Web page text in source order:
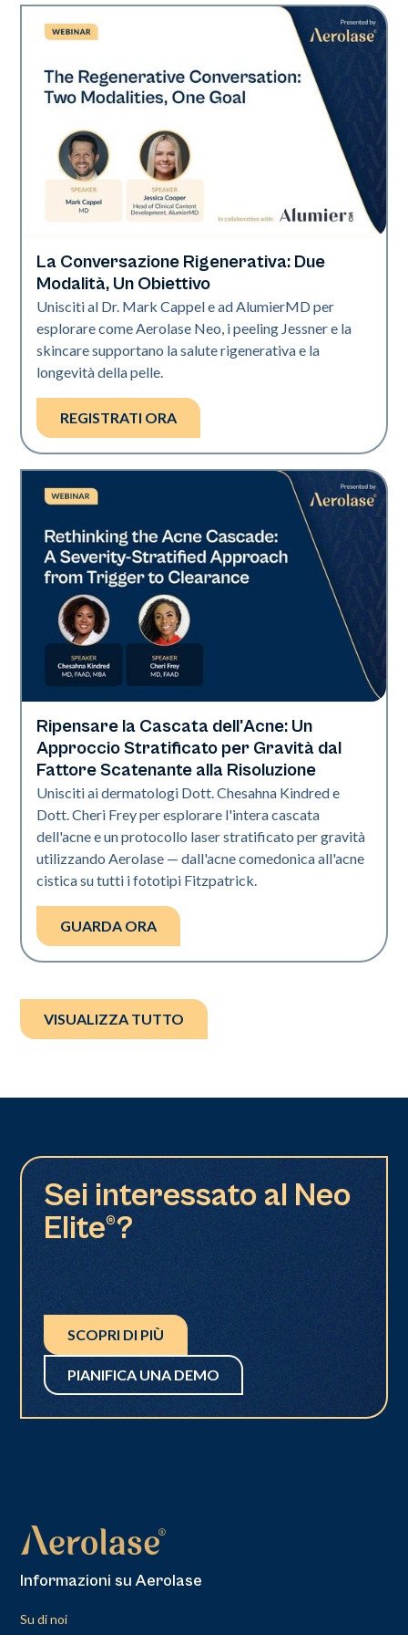
Neo Elite
La Conversazione Rigenerativa: Due
Modalità, Un Obiettivo
Unisciti al Dr. Mark Cappel e ad AlumierMD per
esplorare come Aerolase Neo, i peeling Jessner e la
skincare supportano la salute rigenerativa e la
longevità della pelle.
REGISTRATI ORA
Neo Elite
Ripensare la Cascata dell'Acne: Un
Approccio Stratificato per Gravità dal
Fattore Scatenante alla Risoluzione
Unisciti ai dermatologi Dott. Chesahna Kindred e
Dott. Cheri Frey per esplorare l'intera cascata
dell'acne e un protocollo laser stratificato per gravità
utilizzando Aerolase — dall'acne comedonica all'acne
cistica su tutti i fototipi Fitzpatrick.
GUARDA ORA
VISUALIZZA TUTTO
Sei interessato al Neo
Elite®?
SCOPRI DI PIÙ
PIANIFICA UNA DEMO
Informazioni su Aerolase
Su di noi